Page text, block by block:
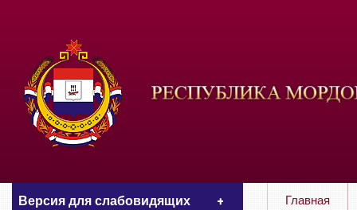
Версия для слабовидящих Главная